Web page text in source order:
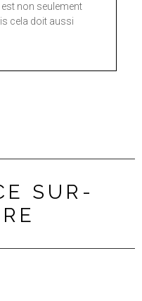
non seulement
cela doit aussi
SUR-